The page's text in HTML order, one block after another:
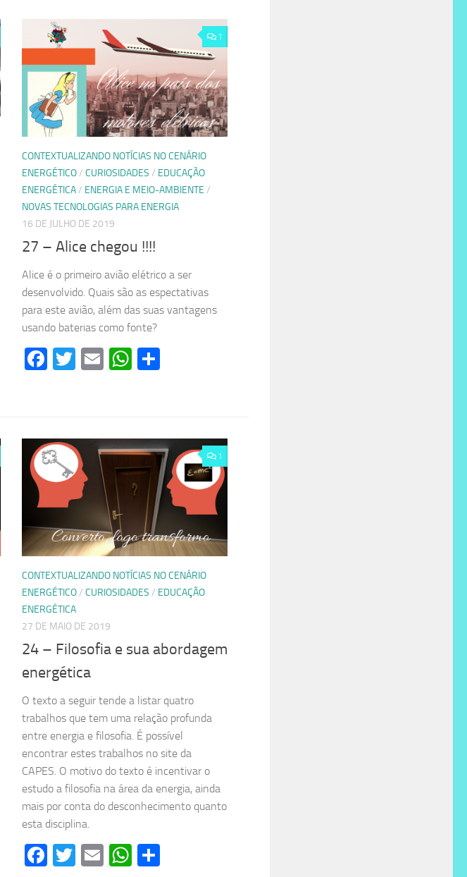
1
CONTEXTUALIZANDO NOTÍCIAS NO CENÁRIO
ENERGÉTICO/ CURIOSIDADES / EDUCAÇÃO
ENERGÉTICA/ ENERGIA E MEIO-AMBIENTE /
NOVAS TECNOLOGIAS PARA ENERGIA
16 DE JULHO DE 2019
27 – Alice chegou !!!!
Alice é o primeiro avião elétrico a ser
desenvolvido. Quais são as espectativas
para este avião, além das suas vantagens
usando baterias como fonte?
Facebook
Twitter
EmailWhatsApp
1
CONTEXTUALIZANDO NOTÍCIAS NO CENÁRIO
ENERGÉTICO/ CURIOSIDADES / EDUCAÇÃO
ENERGÉTICA
27 DE MAIO DE 2019
24 – Filosofia e sua abordagem
energética
O texto a seguir tende a listar quatro
trabalhos que tem uma relação profunda
entre energia e filosofia. É possível
encontrar estes trabalhos no site da
CAPES. O motivo do texto é incentivar o
estudo a filosofia na área da energia, ainda
mais por conta do desconhecimento quanto
esta disciplina.
Facebook
Twitter
EmailWhatsApp